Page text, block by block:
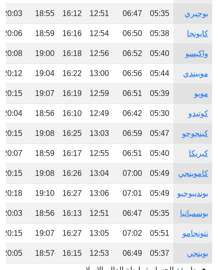
بوجيري 05:35
06:47
12:51
16:12
18:55
20:03
كايونجا 05:38
06:50
12:54
16:16
18:59
20:06
واكيسو 05:40
06:52
12:56
16:18
19:00
20:08
موبيندي 05:44
06:56
13:00
16:22
19:04
20:12
مويو 05:39
06:51
12:59
16:19
19:07
20:15
كوتيدو 05:30
06:42
12:49
16:10
18:56
20:04
كينجوجو 05:47
06:59
13:03
16:25
19:08
20:15
كيريكا 05:40
06:51
12:55
16:17
18:59
20:07
كاموينجي 05:49
07:00
13:04
16:26
19:08
20:15
بونديبوجيو 05:49
07:01
13:06
16:27
19:10
20:18
بوسمباتيا 05:35
06:47
12:51
16:13
18:56
20:03
نتونجامو 05:51
07:02
13:05
16:27
19:07
20:15
بوينجي 05:37
06:49
12:53
16:15
18:57
20:05